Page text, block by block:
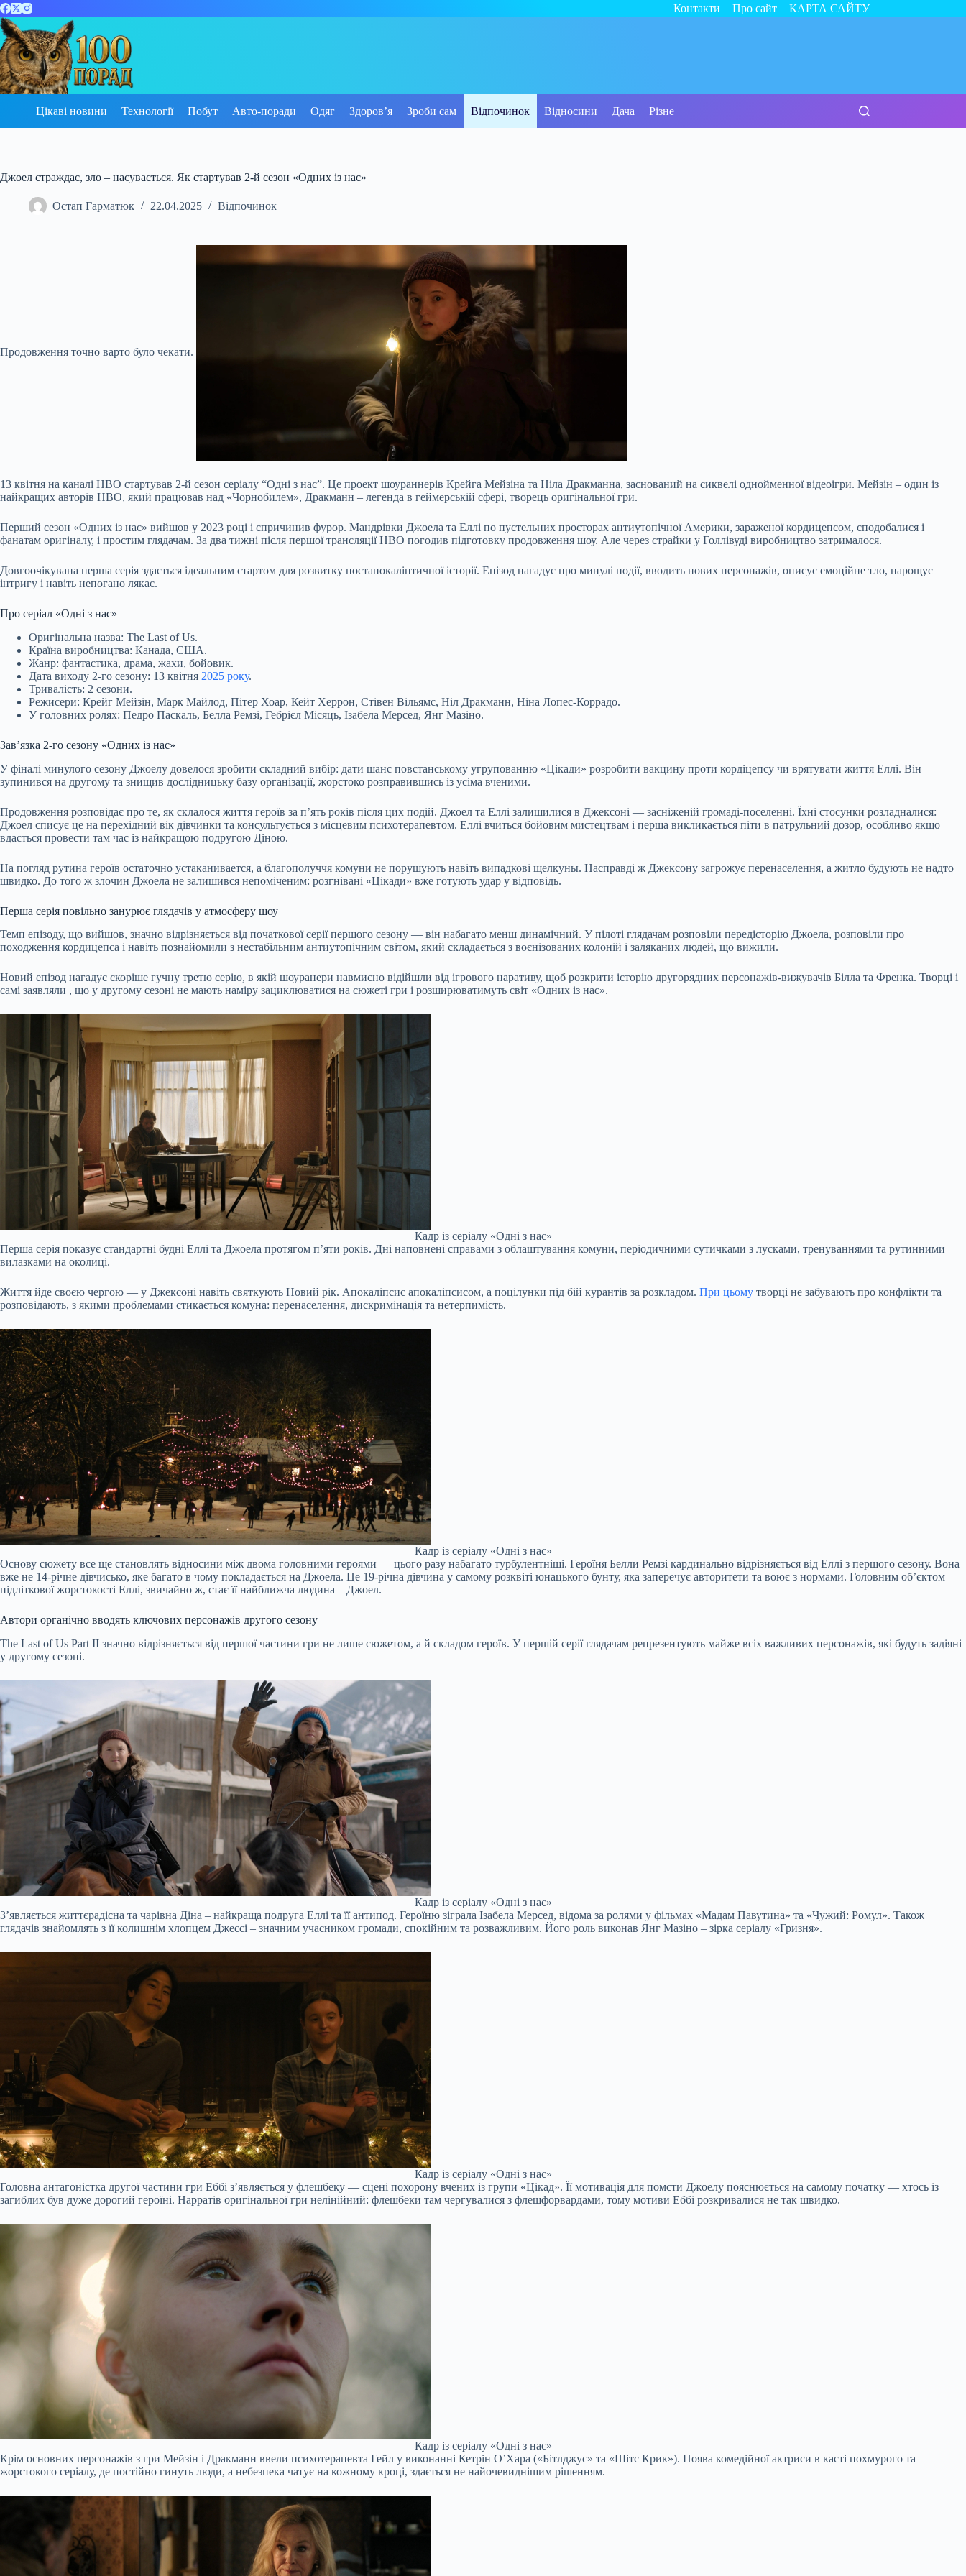
Перейти
до
вмісту
Контакти Про сайт КАРТА САЙТУ
Цікаві новини Технології Побут Авто-поради Одяг Здоров’я Зроби сам Відпочинок Відносини Дача Різне
Джоел страждає, зло – насувається. Як стартував 2-й сезон «Одних із нас»
Остап Гарматюк 22.04.2025 Відпочинок
Продовження точно варто було чекати.
13 квітня на каналі HBO стартував 2-й сезон серіалу “Одні з нас”. Це проект шоураннерів Крейга Мейзіна та Ніла Дракманна, заснований на сиквелі однойменної відеоігри. Мейзін – один із
найкращих авторів HBO, який працював над «Чорнобилем», Дракманн – легенда в геймерській сфері, творець оригінальної гри.
Перший сезон «Одних із нас» вийшов у 2023 році і спричинив фурор. Мандрівки Джоела та Еллі по пустельних просторах антиутопічної Америки, зараженої кордицепсом, сподобалися і
фанатам оригіналу, і простим глядачам. За два тижні після першої трансляції HBO погодив підготовку продовження шоу. Але через страйки у Голлівуді виробництво затрималося.
Довгоочікувана перша серія здається ідеальним стартом для розвитку постапокаліптичної історії. Епізод нагадує про минулі події, вводить нових персонажів, описує емоційне тло, нарощує
інтригу і навіть непогано лякає.
Про серіал «Одні з нас»
Оригінальна назва: The Last of Us.
Країна виробництва: Канада, США.
Жанр: фантастика, драма, жахи, бойовик.
Дата виходу 2-го сезону: 13 квітня 2025 року.
Тривалість: 2 сезони.
Режисери: Крейг Мейзін, Марк Майлод, Пітер Хоар, Кейт Херрон, Стівен Вільямс, Ніл Дракманн, Ніна Лопес-Коррадо.
У головних ролях: Педро Паскаль, Белла Ремзі, Гебрієл Місяць, Ізабела Мерсед, Янг Мазіно.
Зав’язка 2-го сезону «Одних із нас»
У фіналі минулого сезону Джоелу довелося зробити складний вибір: дати шанс повстанському угрупованню «Цікади» розробити вакцину проти кордіцепсу чи врятувати життя Еллі. Він
зупинився на другому та знищив дослідницьку базу організації, жорстоко розправившись із усіма вченими.
Продовження розповідає про те, як склалося життя героїв за п’ять років після цих подій. Джоел та Еллі залишилися в Джексоні — засніженій громаді-поселенні. Їхні стосунки розладналися:
Джоел списує це на перехідний вік дівчинки та консультується з місцевим психотерапевтом. Еллі вчиться бойовим мистецтвам і перша викликається піти в патрульний дозор, особливо якщо
вдасться провести там час із найкращою подругою Діною.
На погляд рутина героїв остаточно устаканивается, а благополуччя комуни не порушують навіть випадкові щелкуны. Насправді ж Джексону загрожує перенаселення, а житло будують не надто
швидко. До того ж злочин Джоела не залишився непоміченим: розгнівані «Цікади» вже готують удар у відповідь.
Перша серія повільно занурює глядачів у атмосферу шоу
Темп епізоду, що вийшов, значно відрізняється від початкової серії першого сезону — він набагато менш динамічний. У пілоті глядачам розповіли передісторію Джоела, розповіли про
походження кордицепса і навіть познайомили з нестабільним антиутопічним світом, який складається з воєнізованих колоній і заляканих людей, що вижили.
Новий епізод нагадує скоріше гучну третю серію, в якій шоуранери навмисно відійшли від ігрового наративу, щоб розкрити історію другорядних персонажів-вижувачів Білла та Френка. Творці і
самі заявляли , що у другому сезоні не мають наміру зациклюватися на сюжеті гри і розширюватимуть світ «Одних із нас».
Кадр із серіалу «Одні з нас»
Перша серія показує стандартні будні Еллі та Джоела протягом п’яти років. Дні наповнені справами з облаштування комуни, періодичними сутичками з лусками, тренуваннями та рутинними
вилазками на околиці.
Життя йде своєю чергою — у Джексоні навіть святкують Новий рік. Апокаліпсис апокаліпсисом, а поцілунки під бій курантів за розкладом. При цьому творці не забувають про конфлікти та
розповідають, з якими проблемами стикається комуна: перенаселення, дискримінація та нетерпимість.
Кадр із серіалу «Одні з нас»
Основу сюжету все ще становлять відносини між двома головними героями — цього разу набагато турбулентніші. Героїня Белли Ремзі кардинально відрізняється від Еллі з першого сезону. Вона
вже не 14-річне дівчисько, яке багато в чому покладається на Джоела. Це 19-річна дівчина у самому розквіті юнацького бунту, яка заперечує авторитети та воює з нормами. Головним об’єктом
підліткової жорстокості Еллі, звичайно ж, стає її найближча людина – Джоел.
Автори органічно вводять ключових персонажів другого сезону
The Last of Us Part II значно відрізняється від першої частини гри не лише сюжетом, а й складом героїв. У першій серії глядачам репрезентують майже всіх важливих персонажів, які будуть задіяні
у другому сезоні.
Кадр із серіалу «Одні з нас»
З’являється життєрадісна та чарівна Діна – найкраща подруга Еллі та її антипод. Героїню зіграла Ізабела Мерсед, відома за ролями у фільмах «Мадам Павутина» та «Чужий: Ромул». Також
глядачів знайомлять з її колишнім хлопцем Джессі – значним учасником громади, спокійним та розважливим. Його роль виконав Янг Мазіно – зірка серіалу «Гризня».
Кадр із серіалу «Одні з нас»
Головна антагоністка другої частини гри Еббі з’являється у флешбеку — сцені похорону вчених із групи «Цікад». Її мотивація для помсти Джоелу пояснюється на самому початку — хтось із
загиблих був дуже дорогий героїні. Нарратів оригінальної гри нелінійний: флешбеки там чергувалися з флешфорвардами, тому мотиви Еббі розкривалися не так швидко.
Кадр із серіалу «Одні з нас»
Крім основних персонажів з гри Мейзін і Дракманн ввели психотерапевта Гейл у виконанні Кетрін О’Хара («Бітлджус» та «Шітс Крик»). Поява комедійної актриси в касті похмурого та
жорстокого серіалу, де постійно гинуть люди, а небезпека чатує на кожному кроці, здається не найочевиднішим рішенням.